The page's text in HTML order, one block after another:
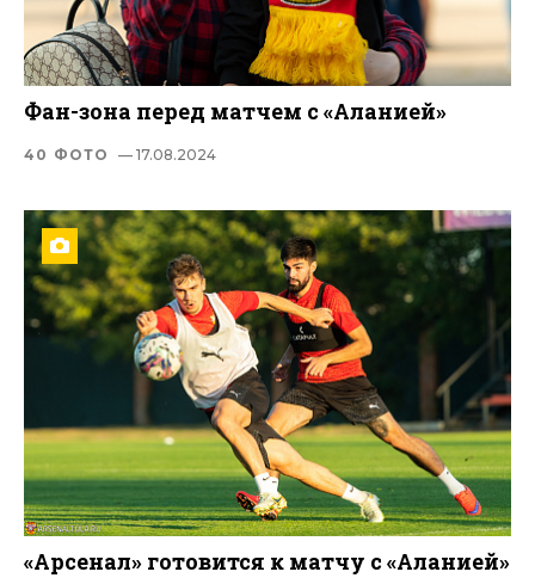
Фан-зона перед матчем с «Аланией»
40 ФОТО — 17.08.2024
«Арсенал» готовится к матчу с «Аланией»